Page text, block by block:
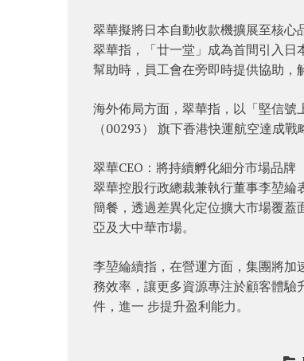
翠華擬將日本自動收款機擴展至核心
翠華指，「廿一堂」成為首間引入
幫助時，員工會在旁即時提供協助，
海外佈局方面，翠華指，以「堅信
（00293） 旗下香港快運航空達成
翠華CEO：將持續孵化細分市場品牌
翠華控股行政總裁兼執行董事李堃
簡餐，透過差異化定位擴大市場覆
亞及大中華市場。
李堃綸續指，在營運方面，集團將
務效率，讓更多資源專注於顧客體
件，進一 步提升盈利能力。